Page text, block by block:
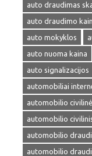
auto draudimas
auto draudimo
auto mokyklos
auto nuoma kaina
auto signalizacijos
automobiliai
automobilio
automobilio
automobilio
automobilio